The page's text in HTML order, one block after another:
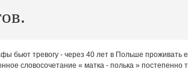
бьют тревогу - через 40 лет в Польше проживать
словосочетание « матка - полька » постепенно